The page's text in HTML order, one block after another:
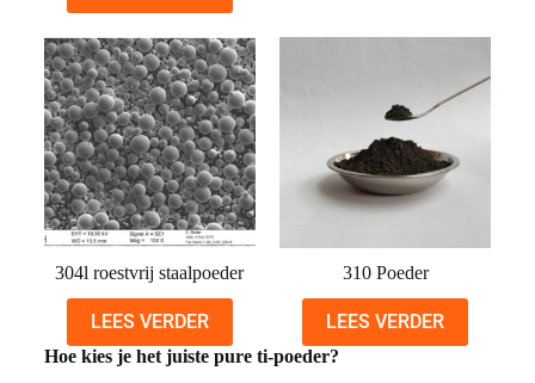
304l roestvrij staalpoeder
LEES VERDER
310 Poeder
LEES VERDER
Hoe kies je het juiste pure ti-poeder?